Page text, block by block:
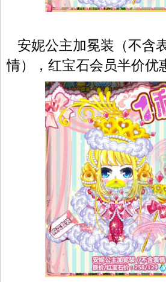
安妮公主加冕装（不含
情），红宝石会员半价优